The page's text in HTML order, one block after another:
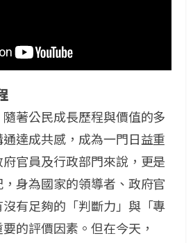
著公民成長歷程與價值的多
達成共感，成為一門日益重
官員及行政部門來說，更是
身為國家的領導者、政府官
有足夠的「判斷力」與「專
的評價因素。但在今天，